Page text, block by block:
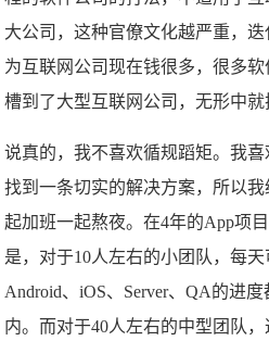
大公司，这种官僚文化越严重，
为互联网公司现在钱很多，很多
槽到了大型互联网公司，无形中就
说真的，我不喜欢循规蹈矩。我
找到一条切实的解决方案，所以
起加班一起熬夜。在4年的App项
是，对于10人左右的小团队，每天
Android、iOS、Server、QA的进
内。而对于40人左右的中型团队，